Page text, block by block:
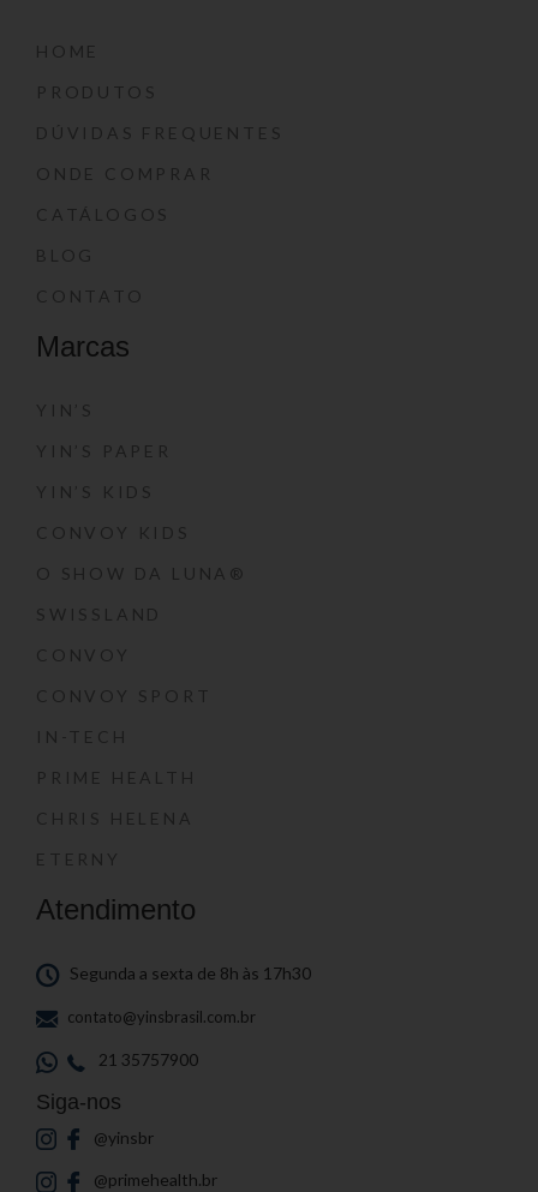
HOME
PRODUTOS
DÚVIDAS FREQUENTES
ONDE COMPRAR
CATÁLOGOS
BLOG
CONTATO
Marcas
YIN’S
YIN’S PAPER
YIN’S KIDS
CONVOY KIDS
O SHOW DA LUNA®
SWISSLAND
CONVOY
CONVOY SPORT
IN-TECH
PRIME HEALTH
CHRIS HELENA
ETERNY
Atendimento
Segunda a sexta de 8h às 17h30
contato@yinsbrasil.com.br
21 35757900
Siga-nos
@yinsbr
@primehealth.br